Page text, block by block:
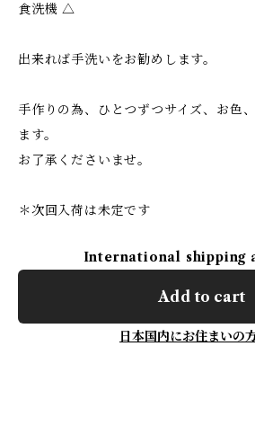
食洗機 △
出来れば手洗いをお勧めします。
手作りの為、ひとつずつサイズ、お色
ます。
お了承くださいませ。
＊次回入荷は未定です
International shipping
Add to cart
日本国内にお住まいの